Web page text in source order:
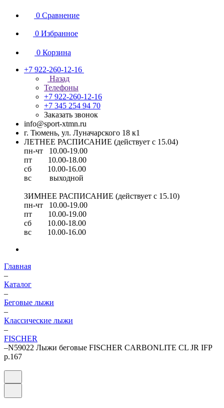
0 Сравнение
0 Избранное
0 Корзина
+7 922-260-12-16
Назад
Телефоны
+7 922-260-12-16
+7 345 254 94 70
Заказать звонок
info@sport-xtmn.ru
г. Тюмень, ул. Луначарского 18 к1
ЛЕТНЕЕ РАСПИСАНИЕ (действует с 15.04)
пн-чт 10.00-19.00
пт 10.00-18.00
сб 10.00-16.00
вс выходной
ЗИМНЕЕ РАСПИСАНИЕ (действует с 15.10)
пн-чт 10.00-19.00
пт 10.00-19.00
сб 10.00-18.00
вс 10.00-16.00
Главная
–
Каталог
–
Беговые лыжи
–
Классические лыжи
–
FISCHER
–N59022 Лыжи беговые FISCHER CARBONLITE CL JR IFP
р.167